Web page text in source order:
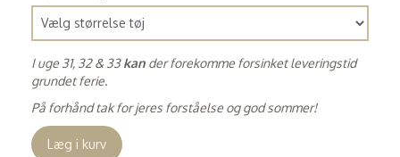
I uge 31, 32 & 33kan der forekomme forsinket leveringstid
grundet ferie.
På forhånd tak for jeres forståelse og god sommer!
Læg i kurv